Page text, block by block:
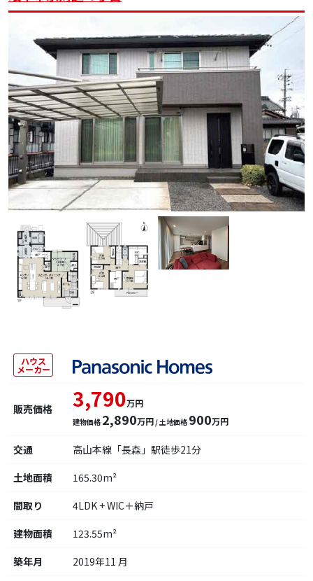
ハウス
メーカー
販売価格 3,790万円
建物価格 2,890万円 / 土地価格 900万円
交通
高山本線「長森」駅徒歩21分
土地面積
165.30m²
間取り
4LDK + WIC＋納戸
建物面積
123.55m²
築年月
2019年11 月